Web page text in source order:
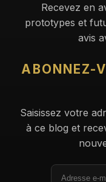
Recevez en
prototypes et
avis
ABONNEZ-
Saisissez votre
à ce blog et
Adresse